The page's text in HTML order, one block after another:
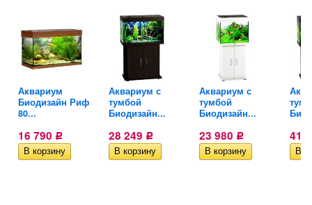
Аквариум
Биодизайн Риф
80...
16 790 Р
Аквариум с
тумбой
Биодизайн...
28 249 Р
Аквариум с
тумбой
Биодизайн...
23 980 Р 41